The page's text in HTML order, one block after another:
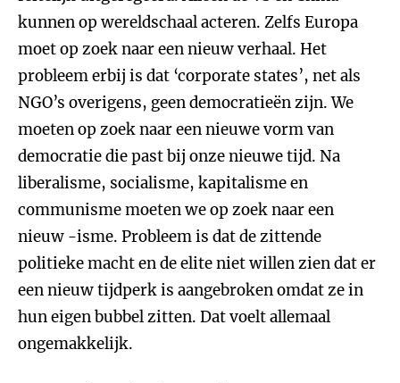
kunnen op wereldschaal acteren. Zelfs Europa
moet op zoek naar een nieuw verhaal. Het
probleem erbij is dat ‘corporate states’, net als
NGO’s overigens, geen democratieën zijn. We
moeten op zoek naar een nieuwe vorm van
democratie die past bij onze nieuwe tijd. Na
liberalisme, socialisme, kapitalisme en
communisme moeten we op zoek naar een
nieuw -isme. Probleem is dat de zittende
politieke macht en de elite niet willen zien dat er
een nieuw tijdperk is aangebroken omdat ze in
hun eigen bubbel zitten. Dat voelt allemaal
ongemakkelijk.